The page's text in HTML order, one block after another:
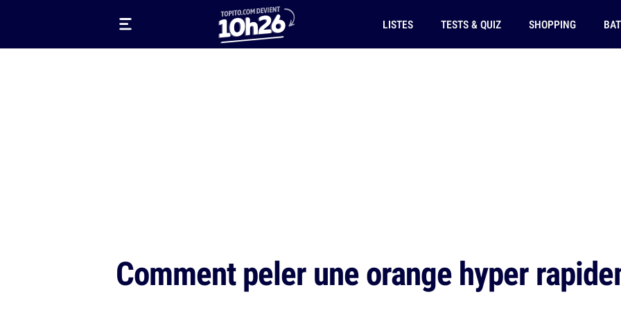
LISTES TESTS & QUIZ SHOPPING
Comment peler une orange hyper